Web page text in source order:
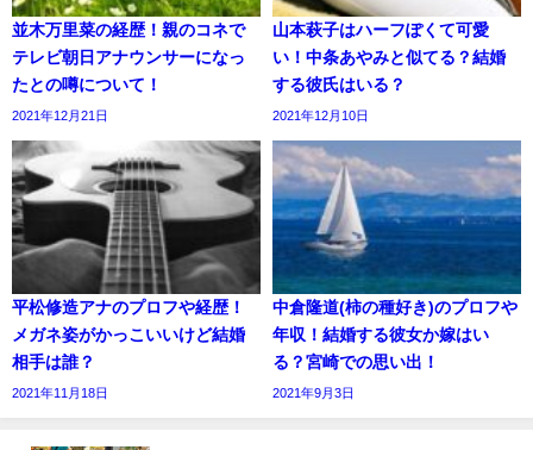
並木万里菜の経歴！親のコネで
テレビ朝日アナウンサーになっ
たとの噂について！
2021年12月21日
山本萩子はハーフぽくて可愛
い！中条あやみと似てる？結婚
する彼氏はいる？
2021年12月10日
平松修造アナのプロフや経歴！
メガネ姿がかっこいいけど結婚
相手は誰？
2021年11月18日
中倉隆道(柿の種好き)のプロフや
年収！結婚する彼女か嫁はい
る？宮崎での思い出！
2021年9月3日